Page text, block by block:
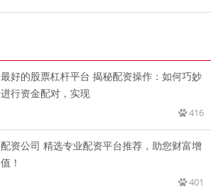
最好的股票杠杆平台 揭秘配资操作：如何巧妙
进行资金配对，实现
416
配资公司 精选专业配资平台推荐，助您财富增
值！
401